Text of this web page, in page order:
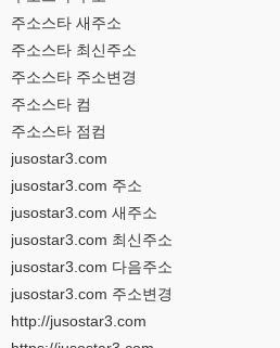
주소스타 새주소
주소스타 최신주소
주소스타 주소변경
주소스타 컴
주소스타 점컴
jusostar3.com
jusostar3.com 주소
jusostar3.com 새주소
jusostar3.com 최신주소
jusostar3.com 다음주소
jusostar3.com 주소변경
http://jusostar3.com